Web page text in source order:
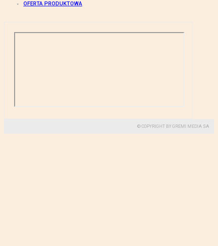
OFERTA PRODUKTOWA
© COPYRIGHT BY GREMI MEDIA SA